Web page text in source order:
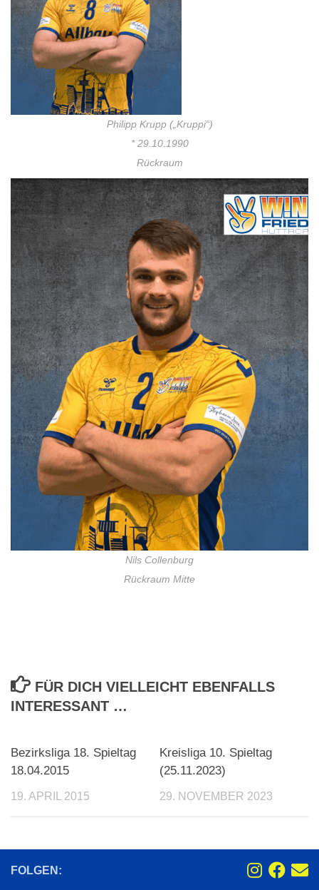
Philipp Krupp („Kruppi“)
* 29.10.1990
Rückraum
Nils Collenburg
Rückraum Mitte
FÜR DICH VIELLEICHT EBENFALLS
INTERESSANT …
Bezirksliga 18. Spieltag
18.04.2015
19. APRIL 2015
Kreisliga 10. Spieltag
(25.11.2023)
29. NOVEMBER 2023
FOLGEN: